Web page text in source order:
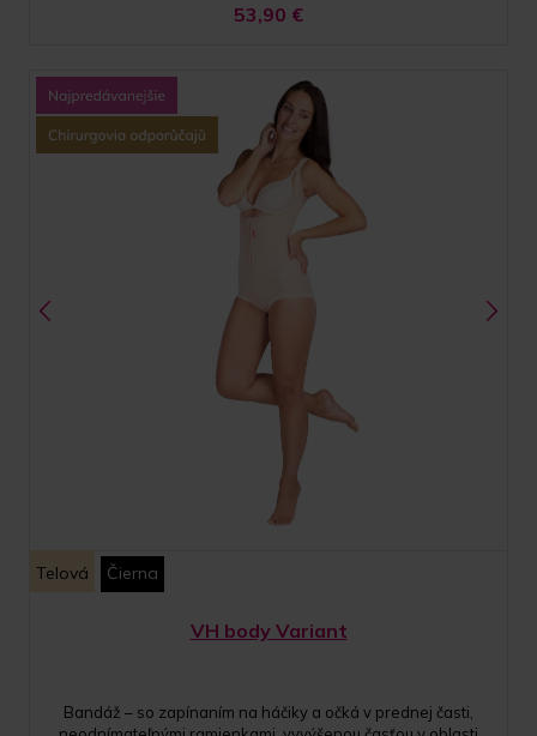
53,90 €
Telová Čierna
VH body Variant
Bandáž – so zapínaním na háčiky a očká v prednej časti,